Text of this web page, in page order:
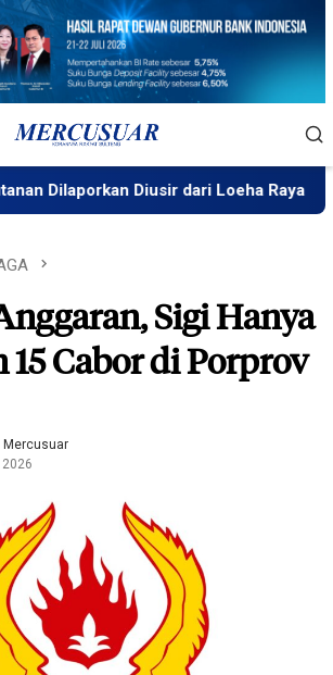
Diusir dari Loeha Raya
Sigi Hanya
Cabor di Porprov
Mercusuar